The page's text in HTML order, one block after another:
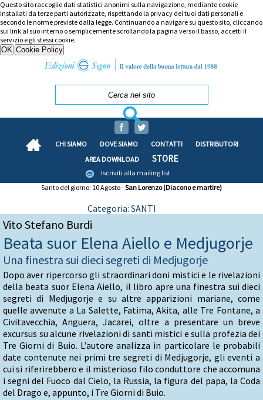
Questo sito raccoglie dati statistici anonimi sulla navigazione, mediante cookie
installati da terze parti autorizzate, rispettando la privacy dei tuoi dati personali e
secondo le norme previste dalla legge. Continuando a navigare su questo sito, cliccando
sui link al suo interno o semplicemente scrollando la pagina verso il basso, accetti il
servizio e gli stessi cookie.
CHI SIAMO DOVE SIAMO CONTATTI
DISTRIBUTORI
AREA DOWNLOAD
STORE
Iscriviti alla mailing list
Santo del giorno: 10 Agosto -San Lorenzo (Diacono e martire)
Categoria: SANTI
Vito Stefano Burdi
Beata suor Elena Aiello e Medjugorje
Una finestra sui dieci segreti di Medjugorje
Dopo aver ripercorso gli straordinari doni mistici e le rivelazioni
della beata suor Elena Aiello, il libro apre una finestra sui dieci
segreti di Medjugorje e su altre apparizioni mariane, come
quelle avvenute a La Salette, Fatima, Akita, alle Tre Fontane, a
Civitavecchia, Anguera, Jacarei, oltre a presentare un breve
excursus su alcune rivelazioni di santi mistici e sulla profezia dei
Tre Giorni di Buio. L’autore analizza in particolare le probabili
date contenute nei primi tre segreti di Medjugorje, gli eventi a
cui si riferirebbero e il misterioso filo conduttore che accomuna
i segni del Fuoco dal Cielo, la Russia, la figura del papa, la Coda
del Drago e, appunto, i Tre Giorni di Buio.